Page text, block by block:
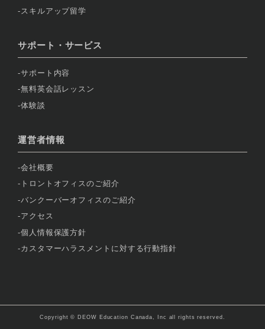
スキルアップ留学
サポート・サービス
サポート内容
無料英会話レッスン
体験談
運営者情報
会社概要
トロントオフィスのご紹介
バンクーバーオフィスのご紹介
アクセス
個人情報保護方針
カスタマーハラスメントに対する行動指針
Copyright © DEOW Education Canada, Inc all rights reserved.